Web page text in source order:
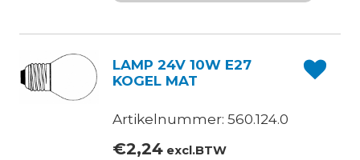
LAMP 24V 10W E27
KOGEL MAT
Artikelnummer: 560.124.0
€2,24excl.BTW